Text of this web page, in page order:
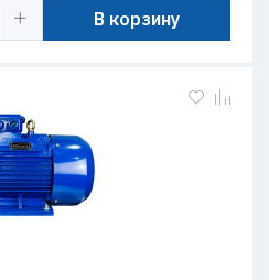
В корзину